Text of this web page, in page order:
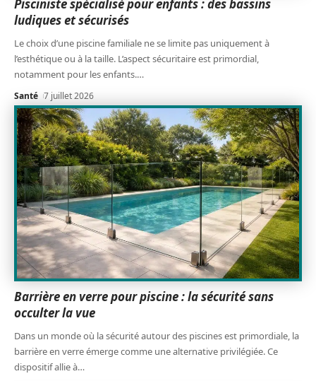
Pisciniste spécialisé pour enfants : des bassins
ludiques et sécurisés
Le choix d’une piscine familiale ne se limite pas uniquement à
l’esthétique ou à la taille. L’aspect sécuritaire est primordial,
notamment pour les enfants.…
Santé 7 juillet 2026
Barrière en verre pour piscine : la sécurité sans
occulter la vue
Dans un monde où la sécurité autour des piscines est primordiale, la
barrière en verre émerge comme une alternative privilégiée. Ce
dispositif allie à…